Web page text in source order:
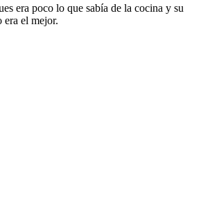
era poco lo que sabía de la cocina y su
era el mejor.